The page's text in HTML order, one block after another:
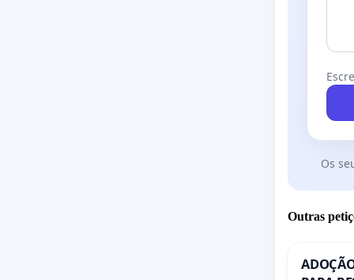
Os
Outras